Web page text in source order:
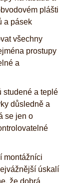
plášti
a pásek
všechny
prostupy
a
studené a teplé
důsledně a
se jen o
montážníci
úskalí